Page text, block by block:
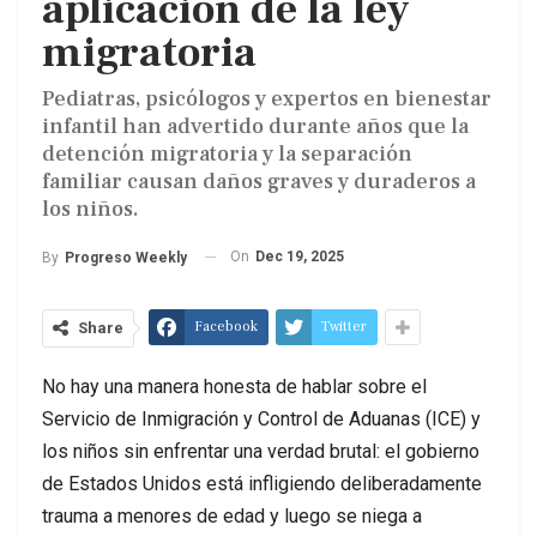
migratoria
Pediatras, psicólogos y expertos en bienestar
infantil han advertido durante años que la
detención migratoria y la separación
familiar causan daños graves y duraderos a
los niños.
By Progreso Weekly On Dec 19, 2025
Share Facebook Twitter
No hay una manera honesta de hablar sobre el
Servicio de Inmigración y Control de Aduanas (ICE) y
los niños sin enfrentar una verdad brutal: el gobierno
de Estados Unidos está infligiendo deliberadamente
trauma a menores de edad y luego se niega a